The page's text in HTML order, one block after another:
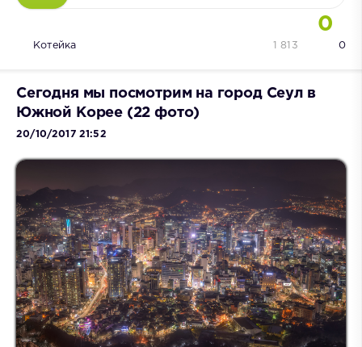
0
Котейка 0
1 813
Сегодня мы посмотрим на город Сеул в
Южной Корее (22 фото)
20/10/2017 21:52